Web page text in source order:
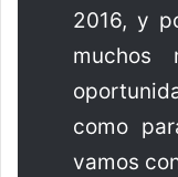
2016, y
como
vamos